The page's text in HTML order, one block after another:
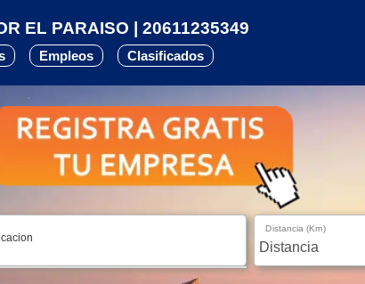
EL PARAISO | 20611235349
Empleos Clasificados
Distancia (Km)